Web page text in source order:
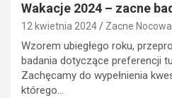
Wakacje 2024 – zacne
12 kwietnia 2024 Zacne
Wzorem ubiegłego roku,
badania dotyczące preferencji
Zachęcamy do wypełnienia
którego…